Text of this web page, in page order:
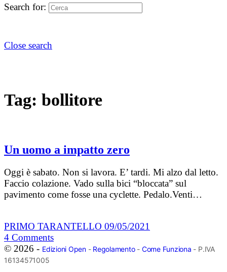
Search for:
Close search
Tag: bollitore
Un uomo a impatto zero
Oggi è sabato. Non si lavora. E’ tardi. Mi alzo dal letto.
Faccio colazione. Vado sulla bici “bloccata” sul
pavimento come fosse una cyclette. Pedalo.Venti…
PRIMO TARANTELLO 09/05/2021
4 Comments
© 2026 - Edizioni Open- Regolamento- Come Funziona - P.IVA
16134571005